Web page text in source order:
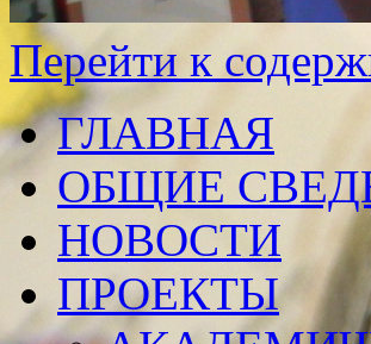
Перейти к
ГЛАВНАЯ
ОБЩИЕ
НОВОСТИ
ПРОЕКТЫ